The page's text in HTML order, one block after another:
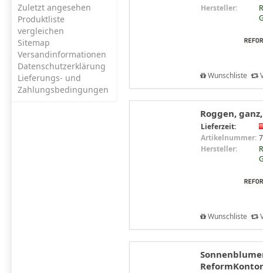
Zuletzt angesehen
Produktliste
vergleichen
Sitemap
Versandinformationen
Datenschutzerklärung
Lieferungs- und
Zahlungsbedingungen
Hersteller:
Wunschliste
Roggen,
Lieferzeit:
Artikelnummer:
Hersteller:
Wunschliste